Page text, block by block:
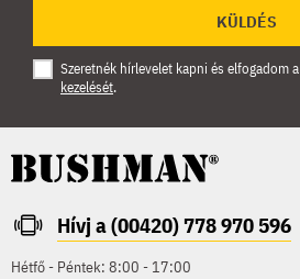
KÜLDÉS
Szeretnék hírlevelet kapni és elfogadom a
kezelését.
Hívj a (00420) 778 970 596
Hétfő - Péntek: 8:00 - 17:00